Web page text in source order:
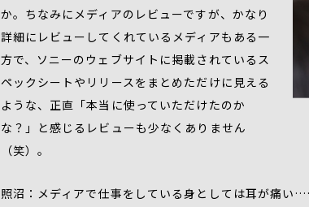
か。ちなみにメディアのレビューですが、かなり
詳細にレビューしてくれているメディアもある一
方で、ソニーのウェブサイトに掲載されているス
ペックシートやリリースをまとめただけに見える
ような、正直「本当に使っていただけたのか
な？」と感じるレビューも少なくありません
（笑）。
照沼：メディアで仕事をしている身としては耳が痛い